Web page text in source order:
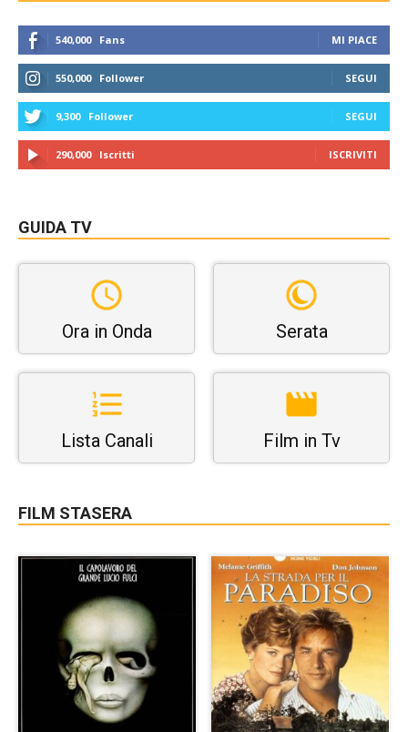
540,000 Fans MI PIACE
550,000 Follower SEGUI
9,300 Follower SEGUI
290,000 Iscritti ISCRIVITI
GUIDA TV
Ora in Onda Serata
Lista Canali Film in Tv
FILM STASERA